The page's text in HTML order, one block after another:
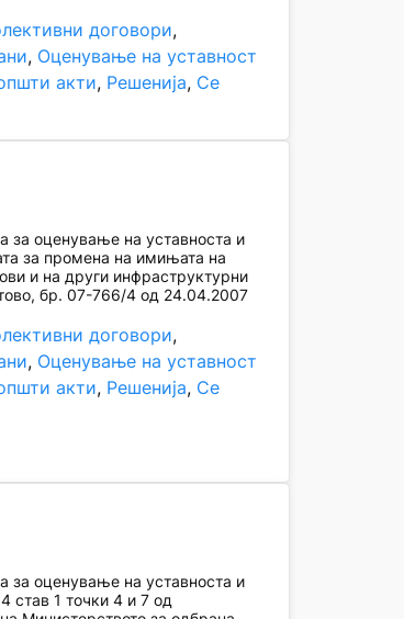
договори
, Оценување на уставност
акти, Решенија, Се
оценување на уставноста и
за промена на имињата на
и на други инфраструктурни
бр. 07-766/4 од 24.04.2007
договори
, Оценување на уставност
акти, Решенија, Се
оценување на уставноста и
став 1 точки 4 и 7 од